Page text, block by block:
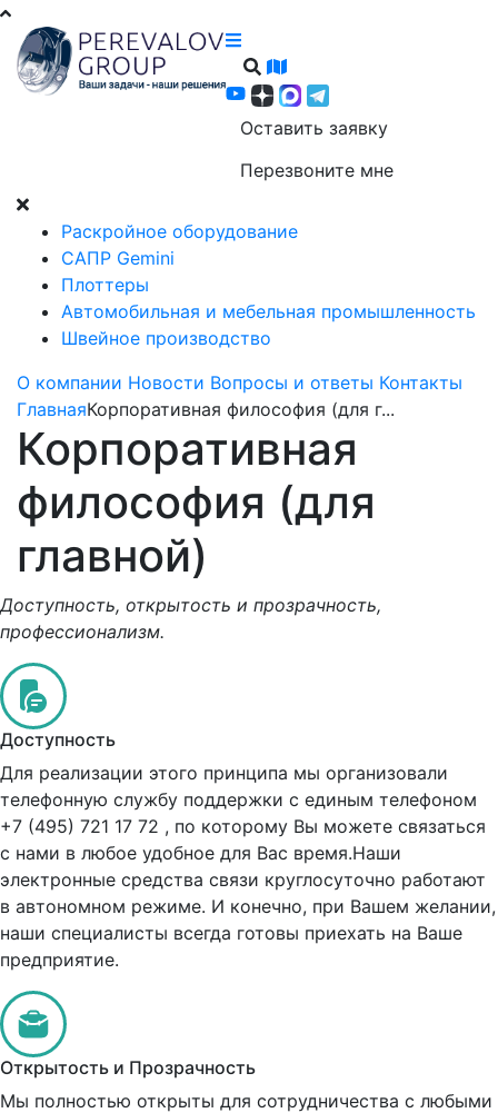
Оставить заявку
Перезвоните мне
Раскройное оборудование
САПР Gemini
Плоттеры
Автомобильная и мебельная промышленность
Швейное производство
О компании Новости Вопросы и ответы Контакты
ГлавнаяКорпоративная философия (для г...
Корпоративная
философия (для
главной)
Доступность, открытость и прозрачность,
профессионализм.
Доступность
Для реализации этого принципа мы организовали
телефонную службу поддержки с единым телефоном
+7 (495) 721 17 72 , по которому Вы можете связаться
с нами в любое удобное для Вас время.Наши
электронные средства связи круглосуточно работают
в автономном режиме. И конечно, при Вашем желании,
наши специалисты всегда готовы приехать на Ваше
предприятие.
Открытость и Прозрачность
Мы полностью открыты для сотрудничества с любыми